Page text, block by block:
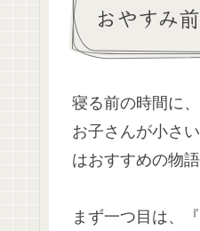
おやすみ
寝る前の時間に
お子さんが小さ
はおすすめの物
まず一つ目は、